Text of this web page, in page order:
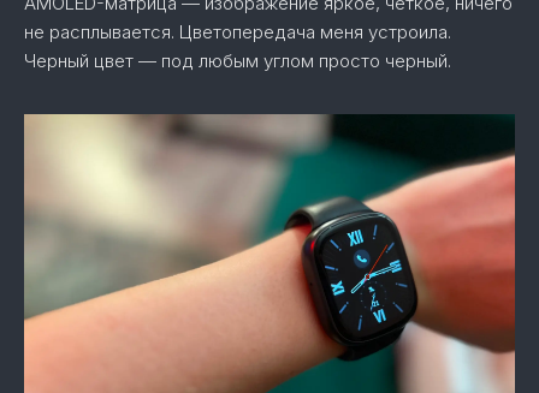
не расплывается. Цветопередача меня устроила.
Черный цвет — под любым углом просто черный.